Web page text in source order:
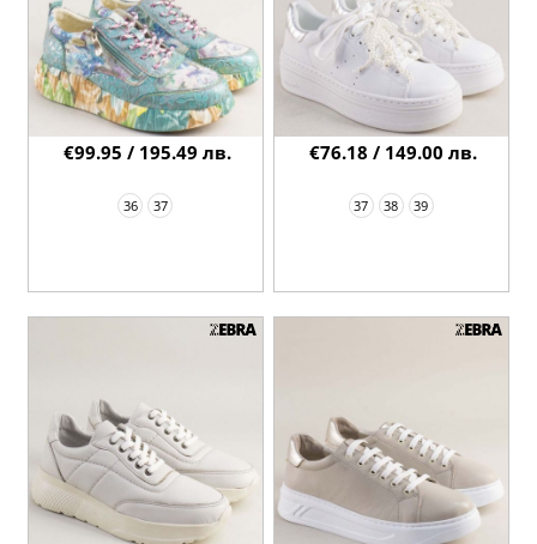
36 37
€99.95 / 195.49 лв.
37 38 39
€76.18 / 149.00 лв.